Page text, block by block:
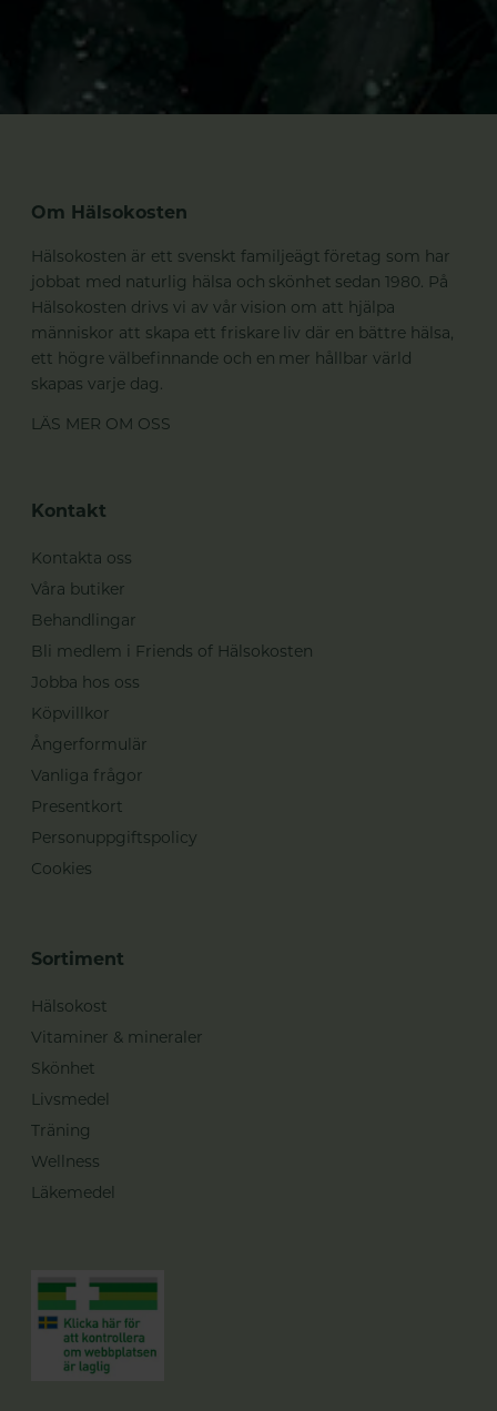
Om Hälsokosten
Hälsokosten är ett svenskt familjeägt företag som har
jobbat med naturlig hälsa och skönhet sedan 1980. På
Hälsokosten drivs vi av vår vision om att hjälpa
människor att skapa ett friskare liv där en bättre hälsa,
ett högre välbefinnande och en mer hållbar värld
skapas varje dag.
LÄS MER OM OSS
Kontakt
Kontakta oss
Våra butiker
Behandlingar
Bli medlem i Friends of Hälsokosten
Jobba hos oss
Köpvillkor
Ångerformulär
Vanliga frågor
Presentkort
Personuppgiftspolicy
Cookies
Sortiment
Hälsokost
Vitaminer & mineraler
Skönhet
Livsmedel
Träning
Wellness
Läkemedel